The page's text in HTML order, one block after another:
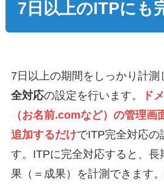
7日以上のITPにも
7日以上の期間をしっかり計測
全対応の設定を行います。
ド
（お名前.comなど）の管理画
追加するだけでITP完全対応の
す。ITPに完全対応すると、長
果（＝成果）を計測できます